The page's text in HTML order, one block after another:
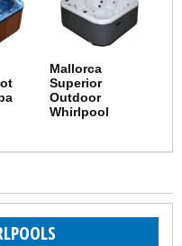
Mallorca
Superior
Outdoor
Whirlpool